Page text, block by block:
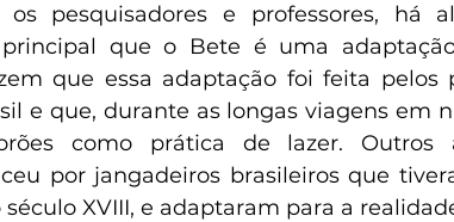
os pesquisadores e professores, há
que o Bete é uma
que essa adaptação foi feita pelos
e que, durante as longas viagens em
como prática de lazer. Outros
por jangadeiros brasileiros que
XVIII, e adaptaram para a